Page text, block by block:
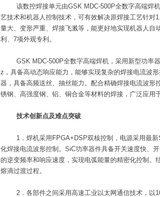
该数控焊接单元由GSK MDC-500P全数字高端焊
艺技术和机器人控制技术，可有效解决原焊接工艺针对
量大、变形严重、焊接飞溅等，能更好地实现机器人
利、7项外观专利。
GSK MDC-500P全数字高端焊机，采用新型功率
z，具备高动态响应能力，能够实现复杂的焊接电流波
器，具备高频送丝、抽丝能力。配合精确焊接电流波
锈钢、高强度钢、铝、铜合金等材料的焊接，广泛应用
技术创新点及难点突破
1．焊机采用FPGA+DSP双核控制，电源采用最
化焊接电流波形控制。SiC功率器件具备开关速度快、
的逆变频率和响应速度，实现电弧能量的精密化控制。
熔滴过渡过程。
2．各部件之间采用高速工业以太网通信技术，以